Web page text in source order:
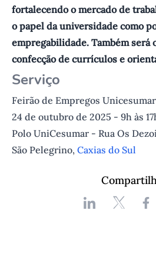
fortalecendo o mercado de
o papel da universidade como
empregabilidade. Também será
confecção de currículos e
S erviço
Feirão de Empregos
24 de outubro de 2025 - 9h às
Polo UniCesumar - Rua Os
São Pelegrino, Caxias do Sul